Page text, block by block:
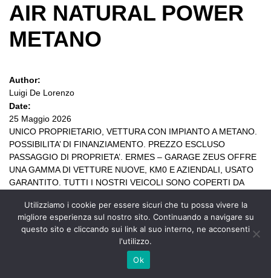
AIR NATURAL POWER
METANO
Author:
Luigi De Lorenzo
Date:
25 Maggio 2026
UNICO PROPRIETARIO, VETTURA CON IMPIANTO A METANO.
POSSIBILITA’ DI FINANZIAMENTO. PREZZO ESCLUSO
PASSAGGIO DI PROPRIETA’. ERMES – GARAGE ZEUS OFFRE
UNA GAMMA DI VETTURE NUOVE, KM0 E AZIENDALI, USATO
GARANTITO. TUTTI I NOSTRI VEICOLI SONO COPERTI DA
ANCORA COPERTI DALLA GARANZIA ORIGINALE DELLA CASA.
Nota bene […]
Utilizziamo i cookie per essere sicuri che tu possa vivere la
migliore esperienza sul nostro sito. Continuando a navigare su
questo sito e cliccando sui link al suo interno, ne acconsenti
l'utilizzo.
Ok